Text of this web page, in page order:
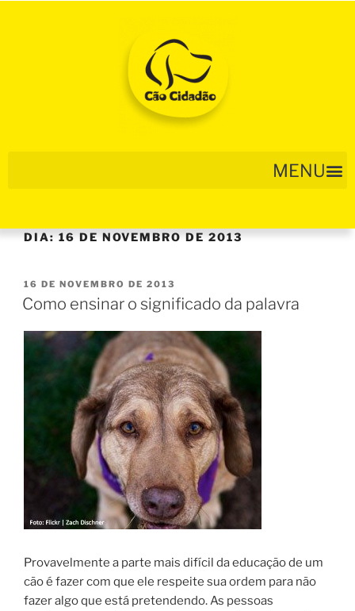
DIA:16 DE NOVEMBRO DE 2013
16 DE NOVEMBRO DE 2013
Como ensinar o significado da palavra
Provavelmente a parte mais difícil da educação de um
cão é fazer com que ele respeite sua ordem para não
fazer algo que está pretendendo. As pessoas